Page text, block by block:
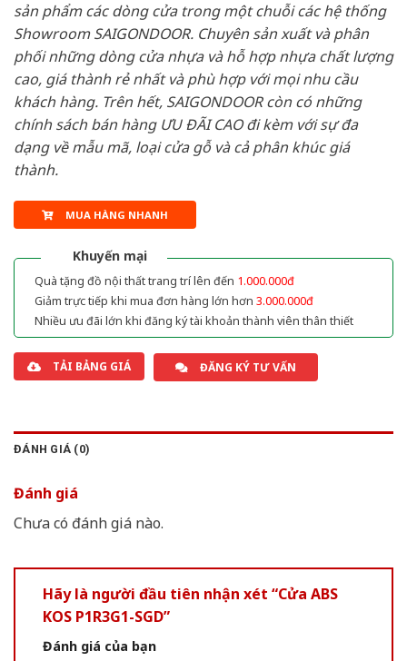
sản phẩm các dòng cửa trong một chuỗi các hệ thống
Showroom SAIGONDOOR. Chuyên sản xuất và phân
phối những dòng cửa nhựa và hỗ hợp nhựa chất lượng
cao, giá thành rẻ nhất và phù hợp với mọi nhu cầu
khách hàng. Trên hết, SAIGONDOOR còn có những
chính sách bán hàng ƯU ĐÃI CAO đi kèm với sự đa
dạng về mẫu mã, loại cửa gỗ và cả phân khúc giá
thành.
MUA HÀNG NHANH
Khuyến mại
Quà tặng đồ nội thất trang trí lên đến 1.000.000đ
Giảm trực tiếp khi mua đơn hàng lớn hơn 3.000.000đ
Nhiều ưu đãi lớn khi đăng ký tài khoản thành viên thân thiết
TẢI BẢNG GIÁ ĐĂNG KÝ TƯ VẤN
ĐÁNH GIÁ (0)
Đánh giá
Chưa có đánh giá nào.
Hãy là người đầu tiên nhận xét “Cửa ABS
KOS P1R3G1-SGD”
Đánh giá của bạn